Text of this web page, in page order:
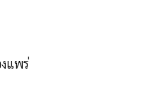
แพร่